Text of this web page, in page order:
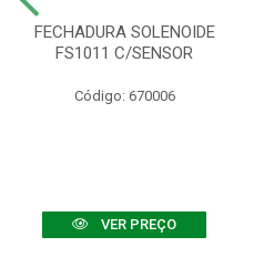
FECHADURA SOLENOIDE
FS1011 C/SENSOR
Código: 670006
VER PREÇO